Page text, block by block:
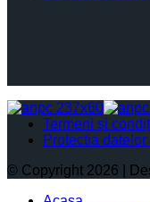
Termeni și
Protectia datelor
© Copyright 2026 |